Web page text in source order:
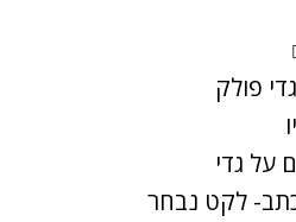
פולק
על גדי
לקט נבחר